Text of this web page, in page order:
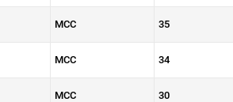
MCC 35
MCC 34
MCC 30